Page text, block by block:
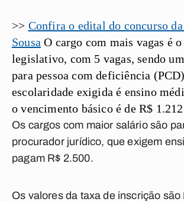
>> Confira o edital do concurso
Sousa O cargo com mais vagas é o
legislativo, com 5 vagas, sendo
para pessoa com deficiência
escolaridade exigida é ensino
o vencimento básico é de R$
Os cargos com maior salário são
procurador jurídico, que exigem
pagam R$ 2.500.
Os valores da taxa de inscrição são